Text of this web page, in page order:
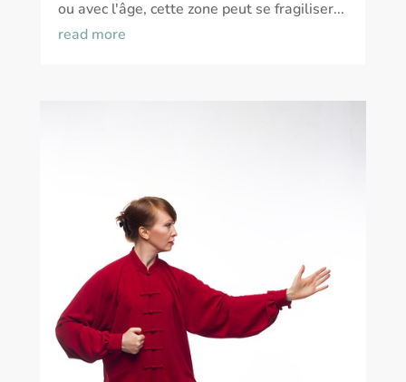
ou avec l'âge, cette zone peut se fragiliser...
read more